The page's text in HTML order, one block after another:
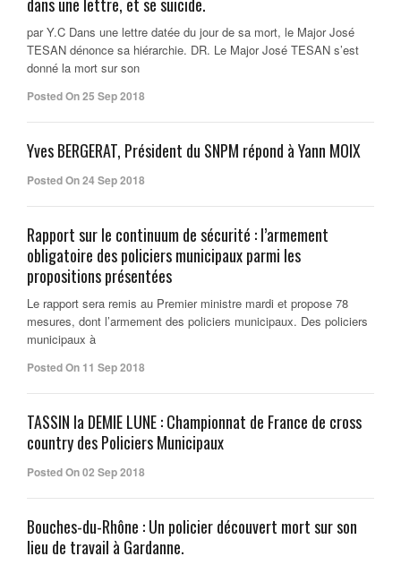
dans une lettre, et se suicide.
par Y.C Dans une lettre datée du jour de sa mort, le Major José
TESAN dénonce sa hiérarchie. DR. Le Major José TESAN s’est
donné la mort sur son
Posted On 25 Sep 2018
Yves BERGERAT, Président du SNPM répond à Yann MOIX
Posted On 24 Sep 2018
Rapport sur le continuum de sécurité : l’armement
obligatoire des policiers municipaux parmi les
propositions présentées
Le rapport sera remis au Premier ministre mardi et propose 78
mesures, dont l’armement des policiers municipaux. Des policiers
municipaux à
Posted On 11 Sep 2018
TASSIN la DEMIE LUNE : Championnat de France de cross
country des Policiers Municipaux
Posted On 02 Sep 2018
Bouches-du-Rhône : Un policier découvert mort sur son
lieu de travail à Gardanne.